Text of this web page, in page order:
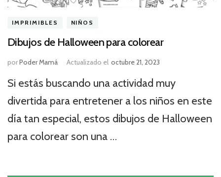
IMPRIMIBLES NIÑOS
Dibujos de Halloween para colorear
porPoder Mamá Actualizado el octubre 21, 2023
Si estás buscando una actividad muy
divertida para entretener a los niños en este
día tan especial, estos dibujos de Halloween
para colorear son una …